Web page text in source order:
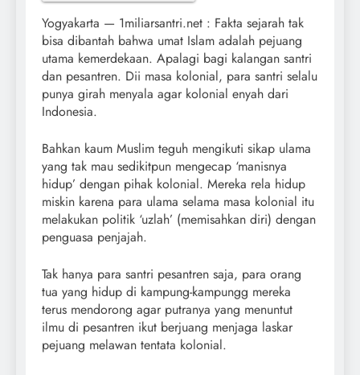
Yogyakarta — 1miliarsantri.net : Fakta sejarah tak
bisa dibantah bahwa umat Islam adalah pejuang
utama kemerdekaan. Apalagi bagi kalangan santri
dan pesantren. Dii masa kolonial, para santri selalu
punya girah menyala agar kolonial enyah dari
Indonesia.
Bahkan kaum Muslim teguh mengikuti sikap ulama
yang tak mau sedikitpun mengecap ‘manisnya
hidup’ dengan pihak kolonial. Mereka rela hidup
miskin karena para ulama selama masa kolonial itu
melakukan politik ‘uzlah’ (memisahkan diri) dengan
penguasa penjajah.
Tak hanya para santri pesantren saja, para orang
tua yang hidup di kampung-kampungg mereka
terus mendorong agar putranya yang menuntut
ilmu di pesantren ikut berjuang menjaga laskar
pejuang melawan tentata kolonial.